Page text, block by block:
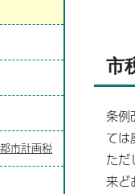
市
条例
ては
ただ
来ど
市計画税